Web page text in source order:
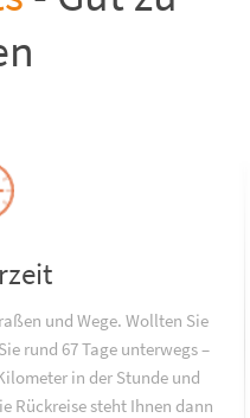
und Wege. Wollten Sie
rund 67 Tage unterwegs –
in der Stunde und
Rückreise steht Ihnen dann